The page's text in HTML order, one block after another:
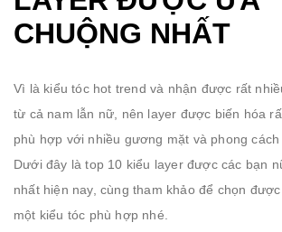
CHUỘNG NHẤT
Vì là kiểu tóc hot trend và nhận được rất
từ cả nam lẫn nữ, nên layer được biến hóa
phù hợp với nhiều gương mặt và phong cách
Dưới đây là top 10 kiểu layer được các bạn
nhất hiện nay, cùng tham khảo để chọn
một kiểu tóc phù hợp nhé.